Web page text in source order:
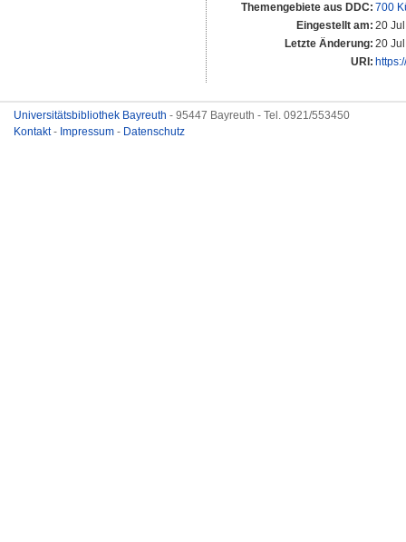
Themengebiete aus DDC: 700
Eingestellt am: 20
Letzte Änderung: 20
URI:
Universitätsbibliothek Bayreuth - 95447 Bayreuth - Tel. 0921/553450
Kontakt- Impressum - Datenschutz